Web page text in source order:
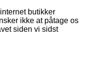
butikker
ikke at påtage os
siden vi sidst